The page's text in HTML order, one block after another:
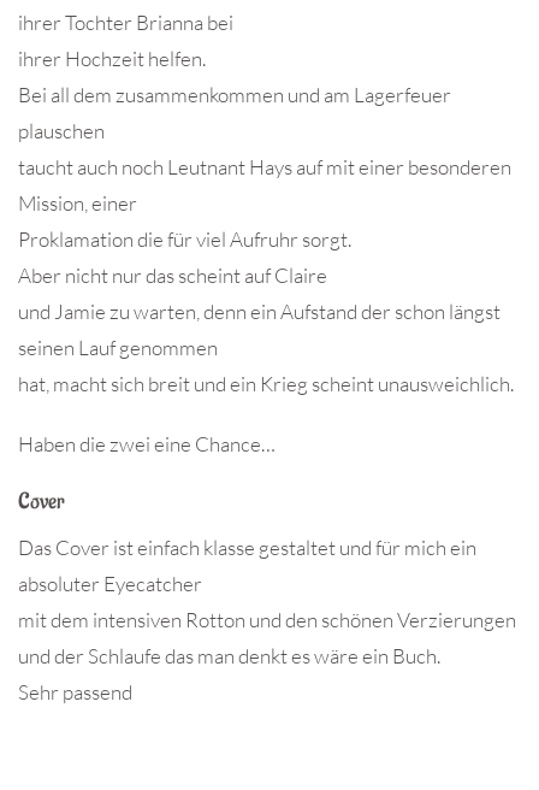
ihrer Tochter Brianna bei
ihrer Hochzeit helfen.
Bei all dem zusammenkommen und am Lagerfeuer
plauschen
taucht auch noch Leutnant Hays auf mit einer besonderen
Mission, einer
Proklamation die für viel Aufruhr sorgt.
Aber nicht nur das scheint auf Claire
und Jamie zu warten, denn ein Aufstand der schon längst
seinen Lauf genommen
hat, macht sich breit und ein Krieg scheint unausweichlich.
Haben die zwei eine Chance…
Cover
Das Cover ist einfach klasse gestaltet und für mich ein
absoluter Eyecatcher
mit dem intensiven Rotton und den schönen Verzierungen
und der Schlaufe das man denkt es wäre ein Buch.
Sehr passend